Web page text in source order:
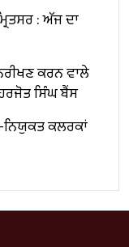
: ਅੱਜ ਦਾ
ਕਰਨ ਵਾਲੇ
ਸਿੰਘ ਬੈਂਸ
ਕਲਰਕਾਂ